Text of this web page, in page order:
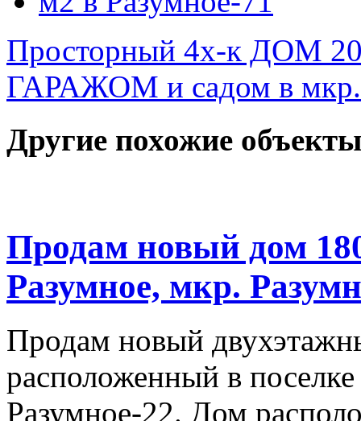
Просторный 4х-к ДОМ
ГАРАЖОМ и садом в
Другие похожие
Продам новый дом
Разумное, мкр.
Продам новый
расположенный в
Разумное-22. Дом